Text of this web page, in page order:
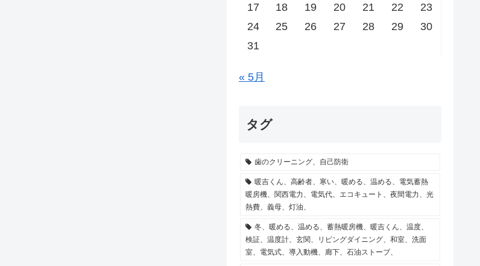
17
18 19 20 21 22
23
24
25 26 27 28 29
30
31
« 5月
タグ
歯のクリーニング、自己防衛
暖吉くん、高齢者、寒い、暖める、温める、電気蓄熱
暖房機、関西電力、電気代、エコキュート、夜間電力、光
熱費、義母、灯油、
冬、暖める、温める、蓄熱暖房機、暖吉くん、温度、
検証、温度計、玄関、リビングダイニング、和室、洗面
室、電気式、導入動機、廊下、石油ストーブ、